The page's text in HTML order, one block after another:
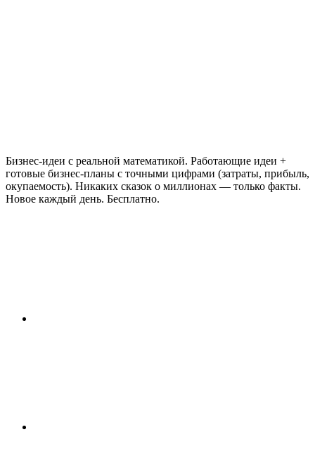
Бизнес-идеи с реальной математикой. Работающие идеи +
готовые бизнес-планы с точными цифрами (затраты, прибыль,
окупаемость). Никаких сказок о миллионах — только факты.
Новое каждый день. Бесплатно.